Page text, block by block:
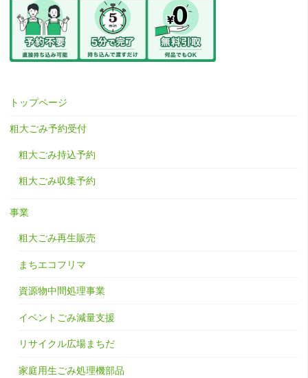
トップページ
粗大ごみ予約受付
粗大ごみ持込予約
粗大ごみ収集予約
事業
粗大ごみ再生販売
まちエコフリマ
資源物中間処理事業
イベントごみ減量支援
リサイクル広場まちだ
家庭用生ごみ処理機部品